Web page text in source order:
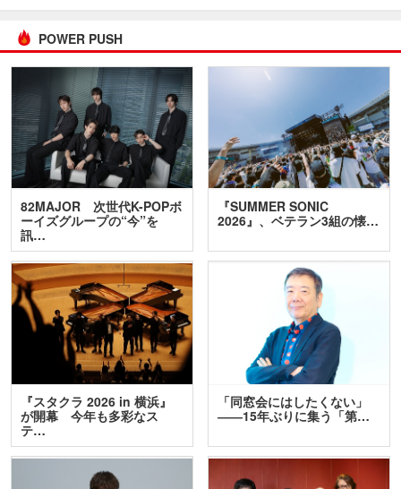
POWER PUSH
82MAJOR 次世代K-POPボ
ーイズグループの“今”を
訊…
『SUMMER SONIC
2026』、ベテラン3組の懐…
『スタクラ 2026 in 横浜』
が開幕 今年も多彩なス
テ…
「同窓会にはしたくない」
――15年ぶりに集う「第…